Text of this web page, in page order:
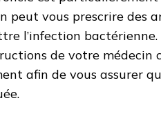
peut vous prescrire des
l’infection
de votre médecin
afin de vous assurer